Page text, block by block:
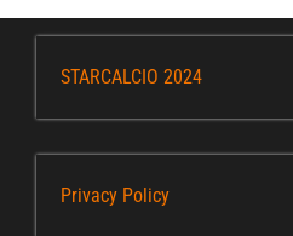
STARCALCIO 2024
Privacy Policy